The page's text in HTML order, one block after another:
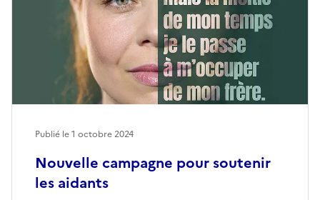
Nouvelle campagne pour soutenir
les aidants
Publié le1 octobre 2024